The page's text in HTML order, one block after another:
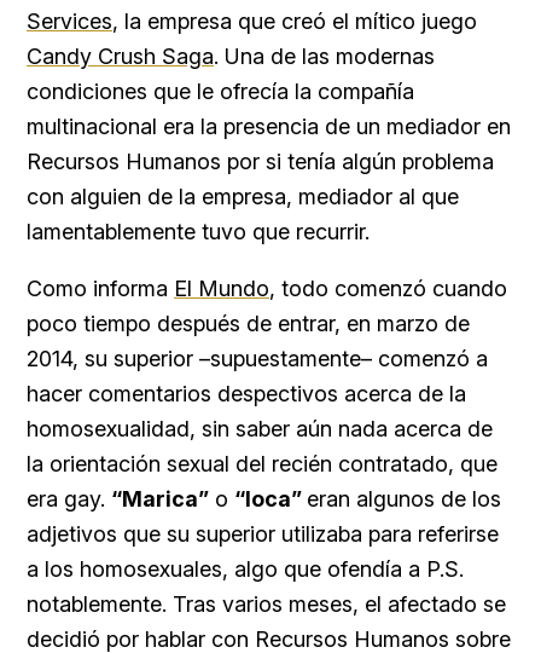
Services, la empresa que creó el mítico juego
Candy Crush Saga. Una de las modernas
condiciones que le ofrecía la compañía
multinacional era la presencia de un mediador en
Recursos Humanos por si tenía algún problema
con alguien de la empresa, mediador al que
lamentablemente tuvo que recurrir.
Como informa El Mundo, todo comenzó cuando
poco tiempo después de entrar, en marzo de
2014, su superior –supuestamente– comenzó a
hacer comentarios despectivos acerca de la
homosexualidad, sin saber aún nada acerca de
la orientación sexual del recién contratado, que
era gay. “Marica” o “loca” eran algunos de los
adjetivos que su superior utilizaba para referirse
a los homosexuales, algo que ofendía a P.S.
notablemente. Tras varios meses, el afectado se
decidió por hablar con Recursos Humanos sobre